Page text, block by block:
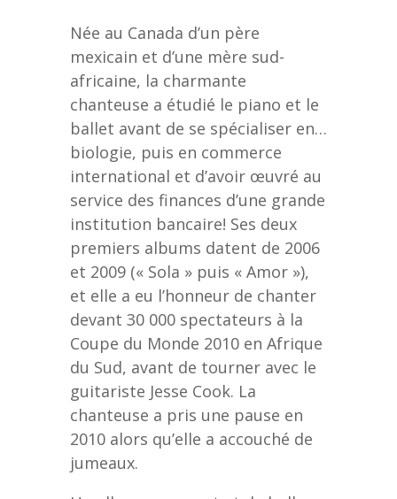
Née au Canada d’un père
mexicain et d’une mère sud-
africaine, la charmante
chanteuse a étudié le piano et le
ballet avant de se spécialiser en…
biologie, puis en commerce
international et d’avoir œuvré au
service des finances d’une grande
institution bancaire! Ses deux
premiers albums datent de 2006
et 2009 (« Sola » puis « Amor »),
et elle a eu l’honneur de chanter
devant 30 000 spectateurs à la
Coupe du Monde 2010 en Afrique
du Sud, avant de tourner avec le
guitariste Jesse Cook. La
chanteuse a pris une pause en
2010 alors qu’elle a accouché de
jumeaux.